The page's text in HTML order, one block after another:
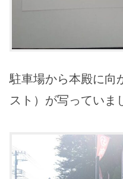
駐車場から本殿に向
スト）が写っていま